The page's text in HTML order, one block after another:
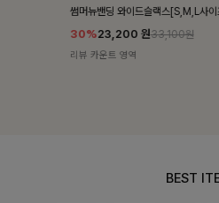
밴스트라이프 스트링원피스
25%35,100원46,800원
BEST